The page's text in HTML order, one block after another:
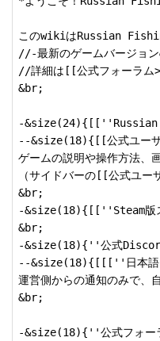
このwikiはRussian
//-最新のゲームバージ
//詳細は[[公式フォーラ
&br;
-
--&size(18){[[公式ユー
ゲームの説明や操作方法、
（サイドバーの[[公式ユー
&br;
-&size(18){[[''Steam版
&br;
-&size(18){''公式
--&size(18){[[[''日本
運営側からの通知のみで、
&br;